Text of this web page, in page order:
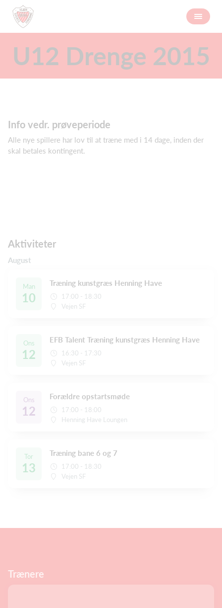
U12 Drenge 2015
Info vedr. prøveperiode
Alle nye spillere har lov til at træne med i 14 dage, inden der
skal betales kontingent.
Aktiviteter
August
Man
10
Træning kunstgræs Henning Have
17:00 - 18:30
Vejen SF
Ons
12
EFB Talent Træning kunstgræs Henning Have
16:30 - 17:30
Vejen SF
Ons
12
Forældre opstartsmøde
17:00 - 18:00
Henning Have Loungen
Tor
13
Træning bane 6 og 7
17:00 - 18:30
Vejen SF
Trænere